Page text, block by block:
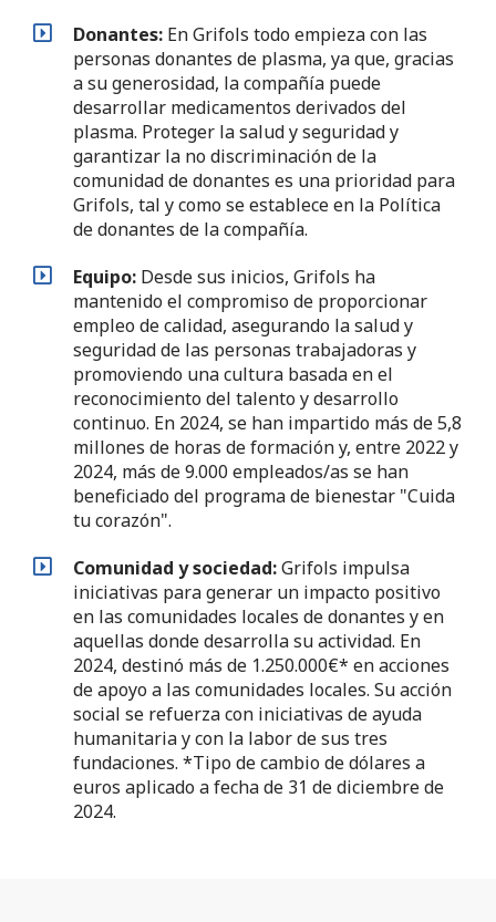
Donantes:En Grifols todo empieza con las
personas donantes de plasma, ya que, gracias
a su generosidad, la compañía puede
desarrollar medicamentos derivados del
plasma. Proteger la salud y seguridad y
garantizar la no discriminación de la
comunidad de donantes es una prioridad para
Grifols, tal y como se establece en la Política
de donantes de la compañía.
Equipo:Desde sus inicios, Grifols ha
mantenido el compromiso de proporcionar
empleo de calidad, asegurando la salud y
seguridad de las personas trabajadoras y
promoviendo una cultura basada en el
reconocimiento del talento y desarrollo
continuo. En 2024, se han impartido más de 5,8
millones de horas de formación y, entre 2022 y
2024, más de 9.000 empleados/as se han
beneficiado del programa de bienestar "Cuida
tu corazón".
Comunidad y sociedad:Grifols impulsa
iniciativas para generar un impacto positivo
en las comunidades locales de donantes y en
aquellas donde desarrolla su actividad. En
2024, destinó más de 1.250.000€* en acciones
de apoyo a las comunidades locales. Su acción
social se refuerza con iniciativas de ayuda
humanitaria y con la labor de sus tres
fundaciones. *Tipo de cambio de dólares a
euros aplicado a fecha de 31 de diciembre de
2024.